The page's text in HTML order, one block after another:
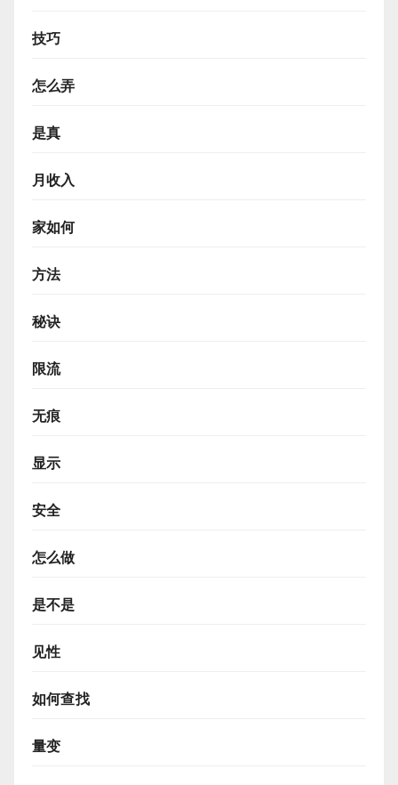
技巧
怎么弄
是真
月收入
家如何
方法
秘诀
限流
无痕
显示
安全
怎么做
是不是
见性
如何查找
量变